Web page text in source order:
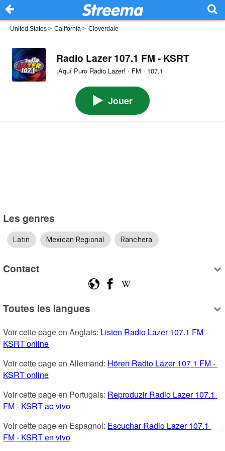
United States > California > Cloverdale
Radio Lazer 107.1 FM - KSRT
¡Aquí Puro Radio Lazer! · FM · 107.1
Jouer
Les genres
Latin Mexican Regional Ranchera
Contact
Toutes les langues
Voir cette page en Anglais: Listen Radio Lazer 107.1 FM -
KSRT online
Voir cette page en Allemand: Hören Radio Lazer 107.1 FM -
KSRT online
Voir cette page en Portugais: Reproduzir Radio Lazer 107.1
FM - KSRT ao vivo
Voir cette page en Espagnol: Escuchar Radio Lazer 107.1
FM - KSRT en vivo